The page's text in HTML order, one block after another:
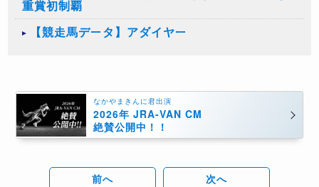
重賞初制覇
【競走馬データ】アダイヤー
なかやまきんに君出演
2026年 JRA-VAN CM
絶賛公開中！！
前へ 次へ